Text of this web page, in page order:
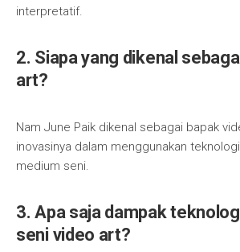
interpretatif.
2. Siapa yang dikenal
art?
Nam June Paik dikenal sebagai bapak
inovasinya dalam menggunakan
medium seni.
3. Apa saja dampak
seni video art?